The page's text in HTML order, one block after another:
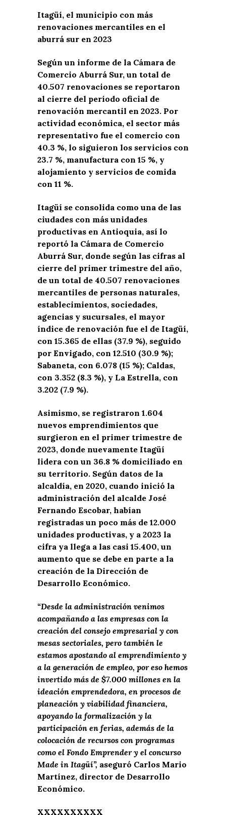
Itagüí, el municipio con más
renovaciones mercantiles en el
aburrá sur en 2023
Según un informe de la Cámara de
Comercio Aburrá Sur, un total de
40.507 renovaciones se reportaron
al cierre del período oficial de
renovación mercantil en 2023. Por
actividad económica, el sector más
representativo fue el comercio con
40.3 %, lo siguieron los servicios con
23.7 %, manufactura con 15 %, y
alojamiento y servicios de comida
con 11 %.
Itagüí se consolida como una de las
ciudades con más unidades
productivas en Antioquia, así lo
reportó la Cámara de Comercio
Aburrá Sur, donde según las cifras al
cierre del primer trimestre del año,
de un total de 40.507 renovaciones
mercantiles de personas naturales,
establecimientos, sociedades,
agencias y sucursales, el mayor
índice de renovación fue el de Itagüí,
con 15.365 de ellas (37.9 %), seguido
por Envigado, con 12.510 (30.9 %);
Sabaneta, con 6.078 (15 %); Caldas,
con 3.352 (8.3 %), y La Estrella, con
3.202 (7.9 %).
Asimismo, se registraron 1.604
nuevos emprendimientos que
surgieron en el primer trimestre de
2023, donde nuevamente Itagüí
lidera con un 36.8 % domiciliado en
su territorio. Según datos de la
alcaldía, en 2020, cuando inició la
administración del alcalde José
Fernando Escobar, habían
registradas un poco más de 12.000
unidades productivas, y a 2023 la
cifra ya llega a las casi 15.400, un
aumento que se debe en parte a la
creación de la Dirección de
Desarrollo Económico.
“Desde la administración venimos
acompañando a las empresas con la
creación del consejo empresarial y con
mesas sectoriales, pero también le
estamos apostando al emprendimiento y
a la generación de empleo, por eso hemos
invertido más de $7.000 millones en la
ideación emprendedora, en procesos de
planeación y viabilidad financiera,
apoyando la formalización y la
participación en ferias, además de la
colocación de recursos con programas
como el Fondo Emprender y el concurso
Made in Itagüí”, aseguró Carlos Mario
Martínez, director de Desarrollo
Económico.
XXXXXXXXXX